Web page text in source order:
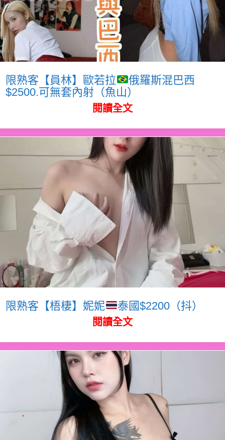
限熟客【員林】歐若拉
俄羅斯混巴西
$2500.可無套內射（魚山）
閱讀全文
限熟客【梧棲】妮妮 泰國$2200（抖）
閱讀全文